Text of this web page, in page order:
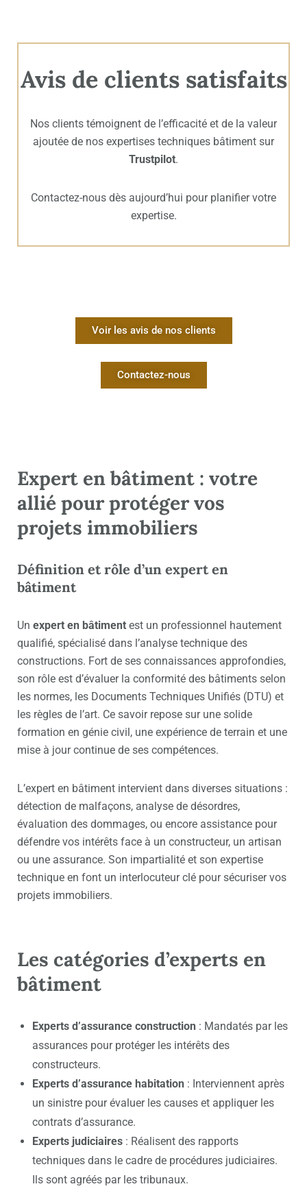
Avis de clients satisfaits
Nos clients témoignent de l’efficacité et de la valeur
ajoutée de nos expertises techniques bâtiment sur
Trustpilot.
Contactez-nous dès aujourd’hui pour planifier votre
expertise.
Voir les avis de nos clients
Contactez-nous
Expert en bâtiment : votre
allié pour protéger vos
projets immobiliers
Définition et rôle d’un expert en
bâtiment
Un expert en bâtiment est un professionnel hautement
qualifié, spécialisé dans l’analyse technique des
constructions. Fort de ses connaissances approfondies,
son rôle est d’évaluer la conformité des bâtiments selon
les normes, les Documents Techniques Unifiés (DTU) et
les règles de l’art. Ce savoir repose sur une solide
formation en génie civil, une expérience de terrain et une
mise à jour continue de ses compétences.
L’expert en bâtiment intervient dans diverses situations :
détection de malfaçons, analyse de désordres,
évaluation des dommages, ou encore assistance pour
défendre vos intérêts face à un constructeur, un artisan
ou une assurance. Son impartialité et son expertise
technique en font un interlocuteur clé pour sécuriser vos
projets immobiliers.
Les catégories d’experts en
bâtiment
Experts d’assurance construction : Mandatés par les
assurances pour protéger les intérêts des
constructeurs.
Experts d’assurance habitation : Interviennent après
un sinistre pour évaluer les causes et appliquer les
contrats d’assurance.
Experts judiciaires : Réalisent des rapports
techniques dans le cadre de procédures judiciaires.
Ils sont agréés par les tribunaux.